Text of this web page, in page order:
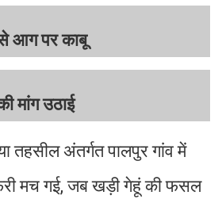
से आग पर काबू
मांग उठाई
तहसील अंतर्गत पालपुर गांव में
मच गई, जब खड़ी गेहूं की फसल